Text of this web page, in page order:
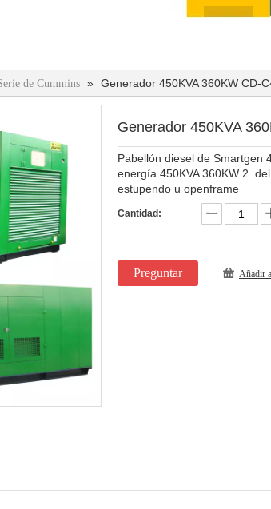
de Cummins » Generador 450KVA 360KW CD-
Generador 450KVA
Pabellón diesel de Smartgen
energía 450KVA 360KW 2.
estupendo u openframe
Cantidad:
Preguntar Añadir